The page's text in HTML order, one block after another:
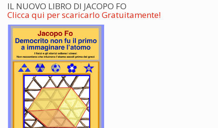
IL NUOVO LIBRO DI JACOPO FO
Clicca qui per scaricarlo Gratuitamente!